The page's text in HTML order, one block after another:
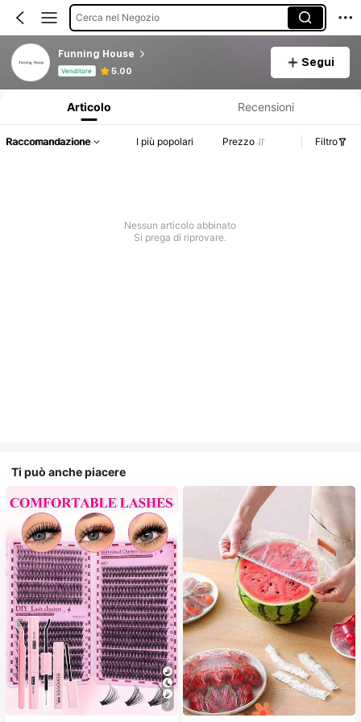
Cerca nel Negozio
Funning House
Venditore 5.00
Segui
Articolo Recensioni
Raccomandazione I più popolari Prezzo Filtro
Nessun articolo abbinato
Si prega di riprovare.
Ti può anche piacere
7